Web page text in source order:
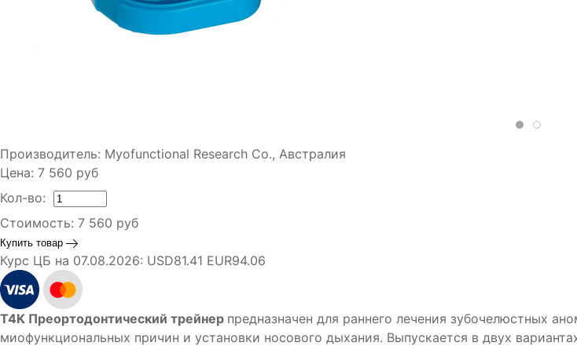
Производитель: Myofunctional Research Co., Австралия
Цена: 7 560 руб
Кол-во:
Стоимость: 7 560 руб
Купить товар
Курс ЦБ на 07.08.2026: USD81.41 EUR94.06
T4K Преортодонтический трейнер предназначен для раннего лечения зубочелюстных
миофункциональных причин и установки носового дыхания. Выпускается в двух